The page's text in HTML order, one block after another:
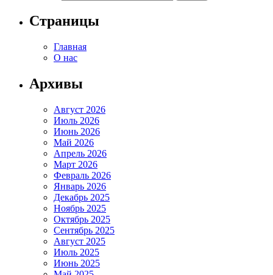
Страницы
Главная
О нас
Архивы
Август 2026
Июль 2026
Июнь 2026
Май 2026
Апрель 2026
Март 2026
Февраль 2026
Январь 2026
Декабрь 2025
Ноябрь 2025
Октябрь 2025
Сентябрь 2025
Август 2025
Июль 2025
Июнь 2025